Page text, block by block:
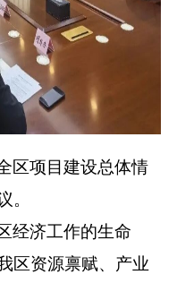
区项目建设总体情
。
经济工作的生命
区资源禀赋、产业